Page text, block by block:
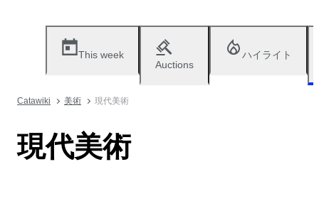
This week
Auctions
ハイライト
Catawiki 美術 現代美術
現代美術